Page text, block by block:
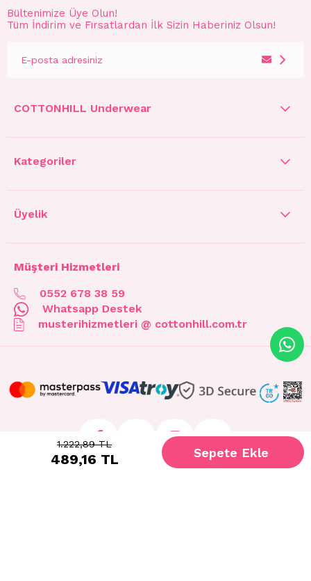
Bültenimize Üye Olun!
Tüm İndirim ve Fırsatlardan İlk Sizin Haberiniz Olsun!
COTTONHILL Underwear
Kategoriler
Üyelik
Müşteri Hizmetleri
0552 678 38 59
Whatsapp Destek
musterihizmetleri @ cottonhill.com.tr
1.222,89 TL
489,16 TL